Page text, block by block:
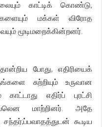
காட்டிக் கொண்டு,
மக்கள் விரோத
மூடிமறைக்கின்றனர்.
போது, எதிரியைக்
சுற்றியும் உருவான
எதிர்ப் புரட்சி
மாற்றினர். அதே
கூடிய